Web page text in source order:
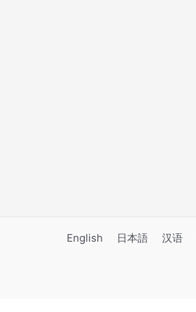
English 日本語 汉语